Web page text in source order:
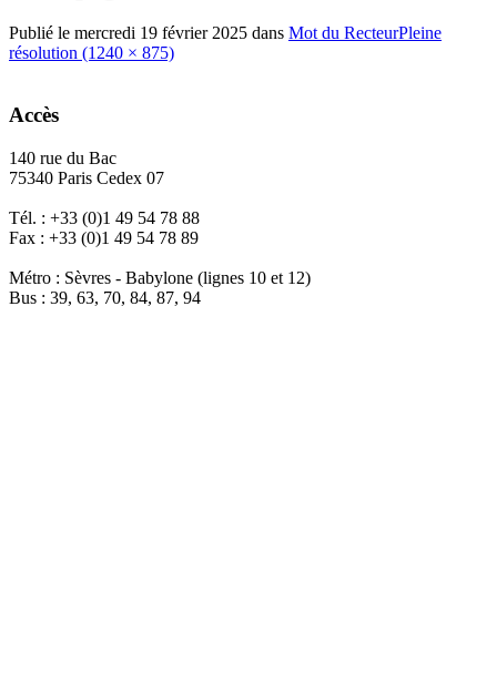
Publié le mercredi 19 février 2025 dans Mot du RecteurPleine
résolution (1240 × 875)
Accès
140 rue du Bac
75340 Paris Cedex 07
Tél. : +33 (0)1 49 54 78 88
Fax : +33 (0)1 49 54 78 89
Métro : Sèvres - Babylone (lignes 10 et 12)
Bus : 39, 63, 70, 84, 87, 94